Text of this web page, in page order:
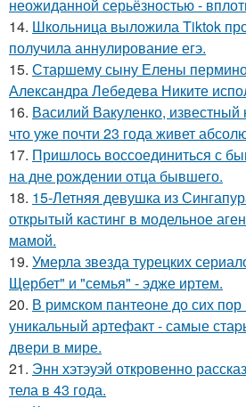
неожиданной серьёзностью -
14. Школьница выложила Tiktok
получила аннулирование егэ.
15. Старшему сыну Елены
Александра Лебедева Никите
16. Василий Вакуленко, известный
что уже почти 23 года живет
17. Пришлось воссоединиться с
на дне рождении отца бывшего.
18. 15-Летняя девушка из
открытый кастинг в модельное
мамой.
19. Умерла звезда турецких
Щербет" и "семья" - эдже иртем.
20. В римском пантеoне до сих
уникальный артефакт - самые
двери в мире.
21. Энн хэтэуэй откровенно
тела в 43 года.